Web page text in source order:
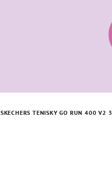
SKECHERS TENISKY GO RUN 400